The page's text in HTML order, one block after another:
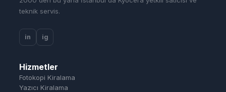
teknik servis.
in ig
Hizmetler
Fotokopi Kiralama
Yazıcı Kiralama